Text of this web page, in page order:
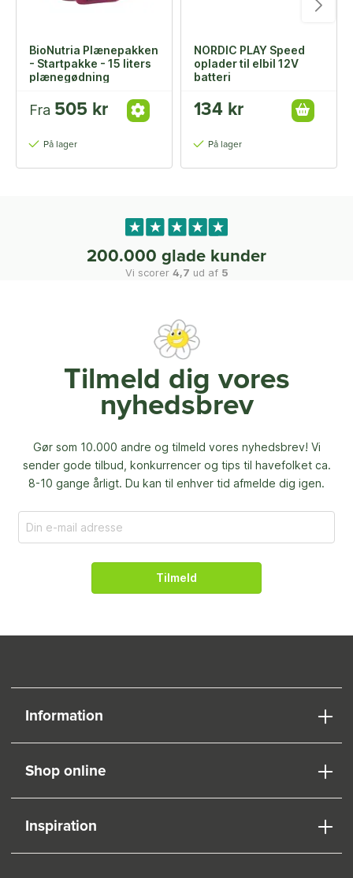
BioNutria Plænepakken
- Startpakke - 15 liters
plænegødning
Fra 505 kr
På lager
NORDIC PLAY Speed
oplader til elbil 12V
batteri
134 kr
På lager
200.000 glade kunder
Vi scorer 4,7 ud af 5
Tilmeld dig vores
nyhedsbrev
Gør som 10.000 andre og tilmeld vores nyhedsbrev! Vi
sender gode tilbud, konkurrencer og tips til havefolket ca.
8-10 gange årligt. Du kan til enhver tid afmelde dig igen.
Tilmeld
Information
Shop online
Inspiration